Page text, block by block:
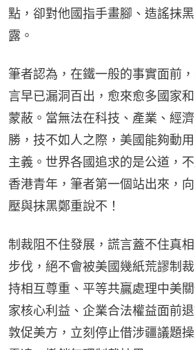
點，卻對他國指手畫腳、造謠抹
露。
筆者認為，在鐵一般的事實面前
言早已漏洞百出，愈來愈多國家
蒙蔽。當無法在科技、產業、經
勝，技不如人之際，美國能夠動
主義。世界各國追求的是公道，
香港青年，筆者第一個站出來，
壓與抹黑鄭重說不！
制裁阻不住發展，謊言蓋不住真
步伐，絕不會被美國幾紙荒謬制
持相互尊重、平等共贏處理中美
家核心利益、企業合法權益面前
敦促美方，立刻停止借涉疆議題